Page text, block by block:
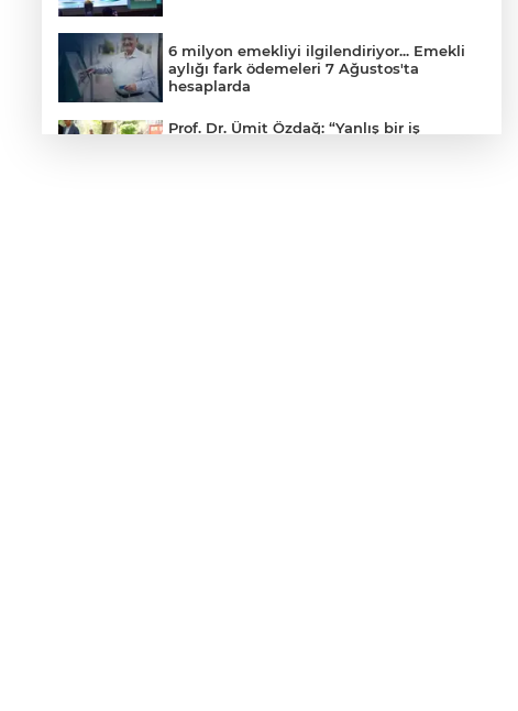
6 milyon emekliyi ilgilendiriyor... Emekli
aylığı fark ödemeleri 7 Ağustos'ta
hesaplarda
Prof. Dr. Ümit Özdağ: “Yanlış bir iş